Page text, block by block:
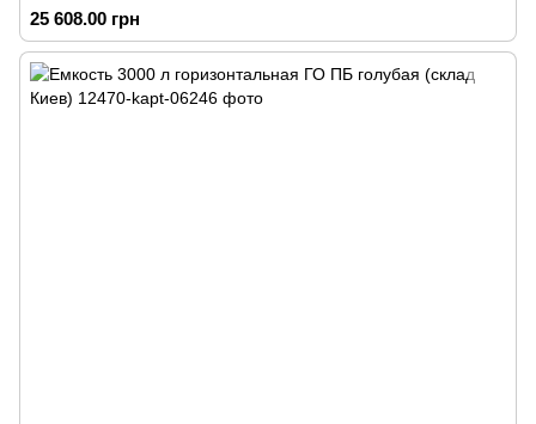
25 608.00 грн